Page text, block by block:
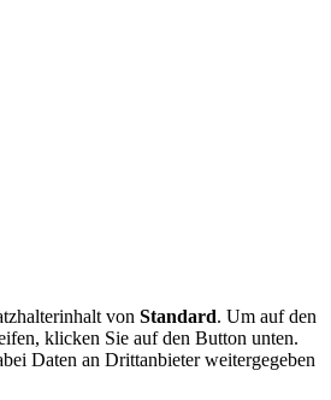
von Standard. Um auf den
klicken Sie auf den Button unten.
Daten an Drittanbieter weitergegeben